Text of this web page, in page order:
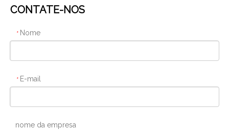
CONTATE-NOS
* Nome
* E-mail
nome da empresa